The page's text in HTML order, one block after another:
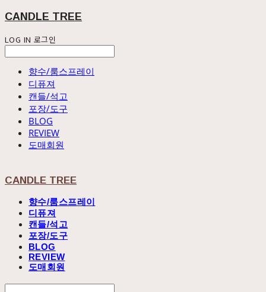
CANDLE TREE
LOG IN 로그인
향수/룸스프레이
디퓨져
캔들/석고
포장/도구
BLOG
REVIEW
도매회원
CANDLE TREE
향수/룸스프레이
디퓨져
캔들/석고
포장/도구
BLOG
REVIEW
도매회원